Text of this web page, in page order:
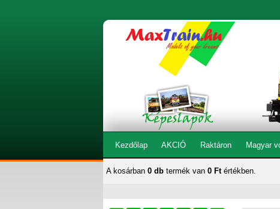
Kezdőlap AKCIÓ Raktáron Magyar
A kosárban 0 db termék van 0 Ftértékben.